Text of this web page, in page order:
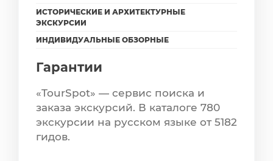
ИСТОРИЧЕСКИЕ И АРХИТЕКТУРНЫЕ
ЭКСКУРСИИ
ИНДИВИДУАЛЬНЫЕ ОБЗОРНЫЕ
Гарантии
«TourSpot» — сервис поиска и
заказа экскурсий. В каталоге 780
экскурсии на русском языке от 5182
гидов.